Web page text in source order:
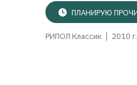
ПЛАНИРУЮ
РИПОЛ Классик 2010 г.